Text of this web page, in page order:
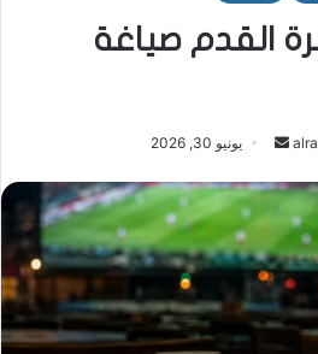
القدم صياغة
أرسل
إلكترونيا
يونيو 30, 2026